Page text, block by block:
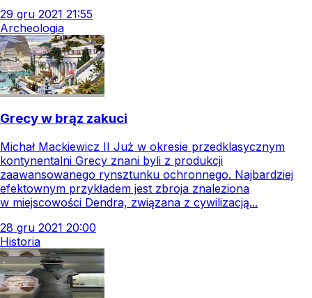
29 gru 2021 21:55
Archeologia
Grecy w brąz zakuci
Michał Mackiewicz II Już w okresie przedklasycznym
kontynentalni Grecy znani byli z produkcji
zaawansowanego rynsztunku ochronnego. Najbardziej
efektownym przykładem jest zbroja znaleziona
w miejscowości Dendra, związana z cywilizacją...
28 gru 2021 20:00
Historia